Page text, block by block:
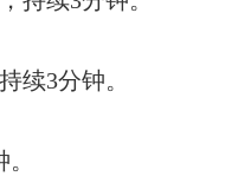
续3分钟。